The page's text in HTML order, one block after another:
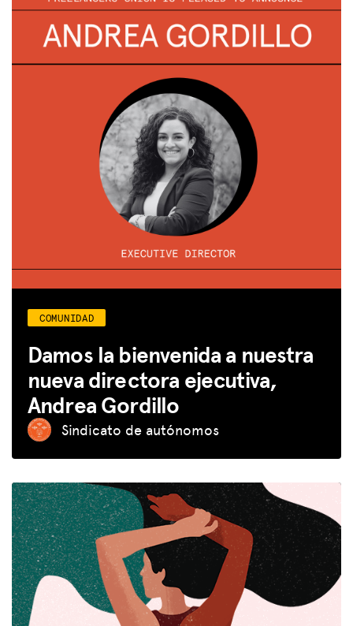
COMUNIDAD
Damos la bienvenida a nuestra
nueva directora ejecutiva,
Andrea Gordillo
Sindicato de autónomos